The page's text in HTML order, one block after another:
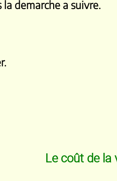
demarche a suivre.
Le coût de la